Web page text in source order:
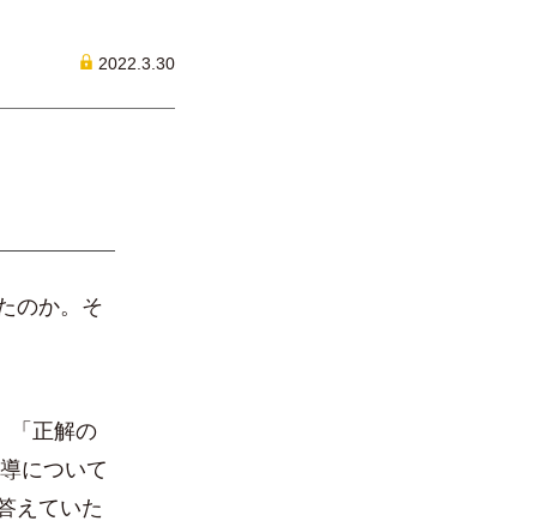
2022.3.30
のか。そ
「正解の
について
えていた